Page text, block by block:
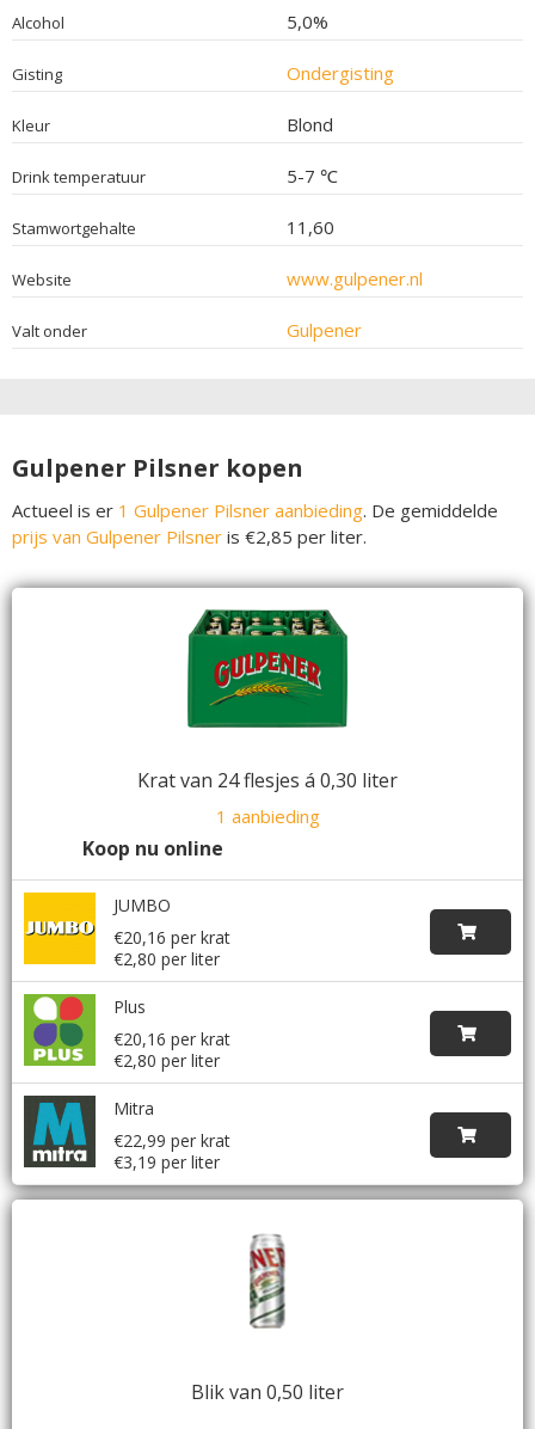
Alcohol 5,0%
Gisting Ondergisting
Kleur Blond
Drink temperatuur 5-7 ℃
Stamwortgehalte 11,60
Website www.gulpener.nl
Valt onder Gulpener
Gulpener Pilsner kopen
Actueel is er 1 Gulpener Pilsner aanbieding. De gemiddelde
prijs van Gulpener Pilsner is €2,85 per liter.
Krat van 24 flesjes á 0,30 liter
1 aanbieding
Koop nu online
JUMBO
€20,16 per krat
€2,80 per liter
Plus
€20,16 per krat
€2,80 per liter
Mitra
€22,99 per krat
€3,19 per liter
Blik van 0,50 liter